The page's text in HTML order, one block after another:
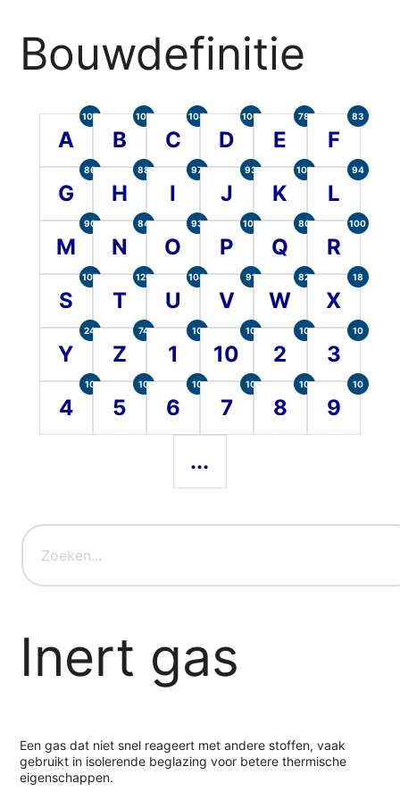
Bouwdefinitie
A
105
B
107
C
104
D
100
E
78
F
83
G
86
H
88
I
97
J
93
K
101
L
94
M
90
N
84
O
93
P
101
Q
80
R
100
S
107
T
120
U
104
V
91
W
82
X
18
Y
24
Z
74
1
10
10
10
2
10
3
10
4
10
5
10
6
10
7
10
8
10
9
10
...
Inert gas
Een gas dat niet snel reageert met andere stoffen, vaak
gebruikt in isolerende beglazing voor betere thermische
eigenschappen.